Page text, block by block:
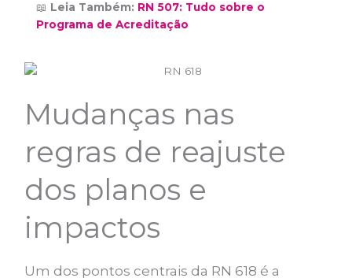
📖 Leia Também: RN 507: Tudo sobre o
Programa de Acreditação
Mudanças nas
regras de reajuste
dos planos e
impactos
Um dos pontos centrais da RN 618 é a